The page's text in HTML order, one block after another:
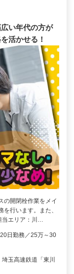
い年代の方が
活かせる！
の開閉栓作業をメイ
行います。また、
当エリア：川…
日勤務／25万～30
玉高速鉄道「東川